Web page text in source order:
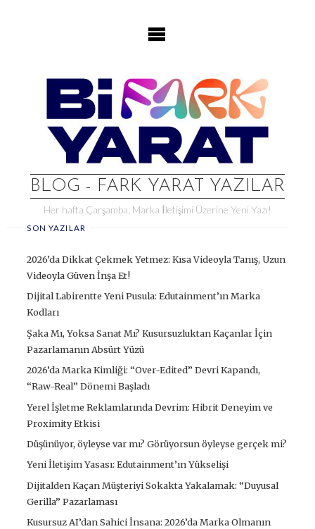
BLOG - FARK YARAT YAZILAR
Her hafta Çarşamba, Marka İletişimi Üzerine Yeni Yazı!
SON YAZILAR
2026’da Dikkat Çekmek Yetmez: Kısa Videoyla Tanış, Uzun
Videoyla Güven İnşa Et!
Dijital Labirentte Yeni Pusula: Edutainment’ın Marka
Kodları
Şaka Mı, Yoksa Sanat Mı? Kusursuzluktan Kaçanlar İçin
Pazarlamanın Absürt Yüzü
2026’da Marka Kimliği: “Over-Edited” Devri Kapandı,
“Raw-Real” Dönemi Başladı
Yerel İşletme Reklamlarında Devrim: Hibrit Deneyim ve
Proximity Etkisi
Düşünüyor, öyleyse var mı? Görüyorsun öyleyse gerçek mi?
Yeni İletişim Yasası: Edutainment’ın Yükselişi
Dijitalden Kaçan Müşteriyi Sokakta Yakalamak: “Duyusal
Gerilla” Pazarlaması
Kusursuz AI’dan Sahici İnsana: 2026’da Marka Olmanın